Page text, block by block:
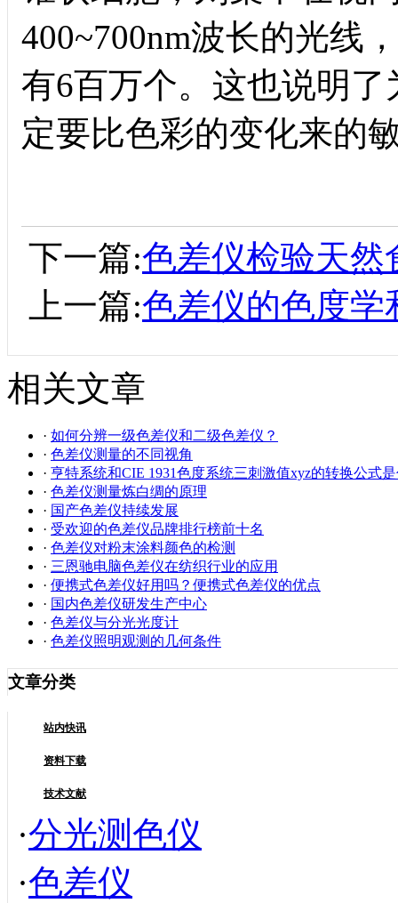
400~700nm波长的光线
有6百万个。这也说明
定要比色彩的变化来的
下一篇:色差仪检验天然
上一篇:色差仪的色度学
相关文章
· 如何分辨一级色差仪和二级色差仪？
· 色差仪测量的不同视角
· 亨特系统和CIE 1931色度系统三刺激值xyz的转换公式
· 色差仪测量炼白绸的原理
· 国产色差仪持续发展
· 受欢迎的色差仪品牌排行榜前十名
· 色差仪对粉末涂料颜色的检测
· 三恩驰电脑色差仪在纺织行业的应用
· 便携式色差仪好用吗？便携式色差仪的优点
· 国内色差仪研发生产中心
· 色差仪与分光光度计
· 色差仪照明观测的几何条件
文章分类
站内快讯
资料下载
技术文献
·分光测色仪
·色差仪